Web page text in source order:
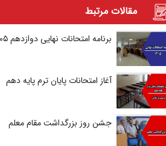
مقالات مرتبط
برنامه امتحانات نهایی دوازدهم ۱۴۰۵
آغاز امتحانات پایان ترم پایه دهم
جشن روز بزرگداشت مقام معلم